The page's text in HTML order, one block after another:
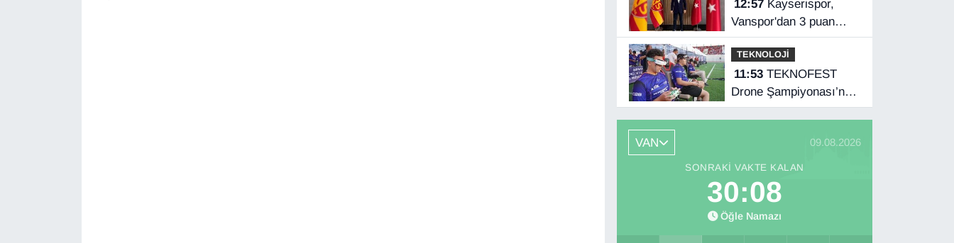
12:57Kayserispor,
Vanspor'dan 3 puan
istiyor
TEKNOLOJİ
11:53TEKNOFEST
Drone Şampiyonası’nda
ilk etap Şırnak’ta
VAN
09.08.2026
SONRAKI VAKTE KALAN
30:07
Öğle Namazı